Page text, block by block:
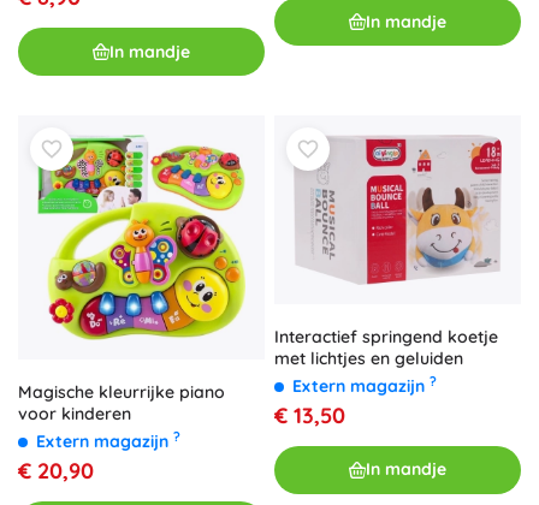
voor dagelijks speelplezier.
In mandje
In mandje
Magische kleurrijke piano
voor kinderen
Extern magazijn ?
€ 20,90
Interactief springend koetje
met lichtjes en geluiden
Extern magazijn ?
€ 13,50
In mandje